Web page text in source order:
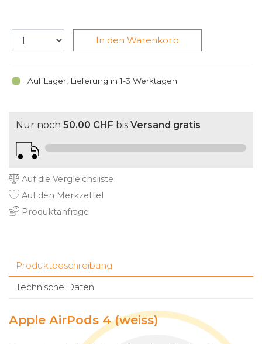
Auf Lager, Lieferung in 1-3 Werktagen
In den Warenkorb
Nur noch 50.00 CHF bis Versand gratis
Auf die Vergleichsliste
Auf den Merkzettel
Produktanfrage
Produktbeschreibung
Technische Daten
Apple AirPods 4 (weiss)